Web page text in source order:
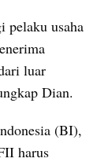
pelaku usaha
luar
Dian.
(BI),
harus